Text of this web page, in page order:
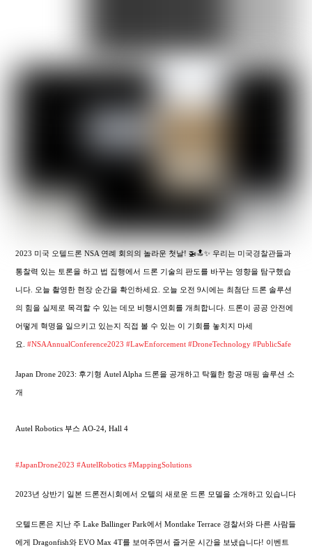
2023 미국 오텔드론 NSA 연례 회의의 놀라운 첫날! 🚁🔝✨ 우리는 미국경찰관들과
통찰력 있는 토론을 하고 법 집행에서 드론 기술의 판도를 바꾸는 영향을 탐구했습
니다. 오늘 촬영한 현장 순간을 확인하세요. 오늘 오전 9시에는 최첨단 드론 솔루션
의 힘을 실제로 목격할 수 있는 데모 비행시연회를 개최합니다. 드론이 공공 안전에
어떻게 혁명을 일으키고 있는지 직접 볼 수 있는 이 기회를 놓치지 마세
요.#NSAAnnualConference2023 #LawEnforcement #DroneTechnology #PublicSafe
Japan Drone 2023: 후기형 Autel Alpha 드론을 공개하고 탁월한 항공 매핑 솔루션 소
개
Autel Robotics 부스 AO-24, Hall 4
#JapanDrone2023#AutelRobotics#MappingSolutions
2023년 상반기 일본 드론전시회에서 오텔의 새로운 드론 모델을 소개하고 있습니다
오텔드론은 지난 주 Lake Ballinger Park에서 Montlake Terrace 경찰서와 다른 사람들
에게 Dragonfish와 EVO Max 4T를 보여주면서 즐거운 시간을 보냈습니다! 이벤트